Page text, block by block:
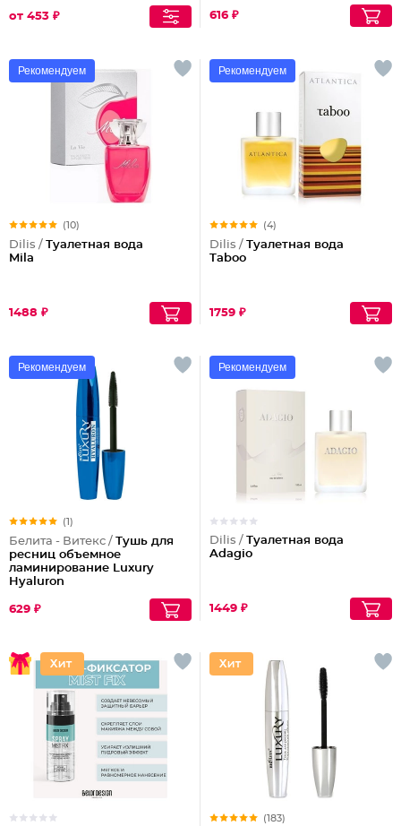
от 453 ₽ 616 ₽
Рекомендуем
(10)
Dilis / Туалетная вода
Mila
1488 ₽
Рекомендуем
(4)
Dilis / Туалетная вода
Taboo
1759 ₽
Рекомендуем
(1)
Белита - Витекс / Тушь для
ресниц объемное
ламинирование Luxury
Hyaluron
629 ₽
Рекомендуем
Dilis / Туалетная вода
Adagio
1449 ₽
(183)